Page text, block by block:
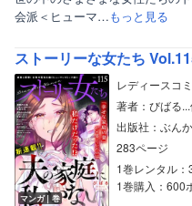
会派＜ヒューマ…もっと見る
ストーリーな女たち
マンガ｜巻
レディースコ
著者：びばる
出版社：ぶん
283ページ
1巻レンタル：
1巻購入：600